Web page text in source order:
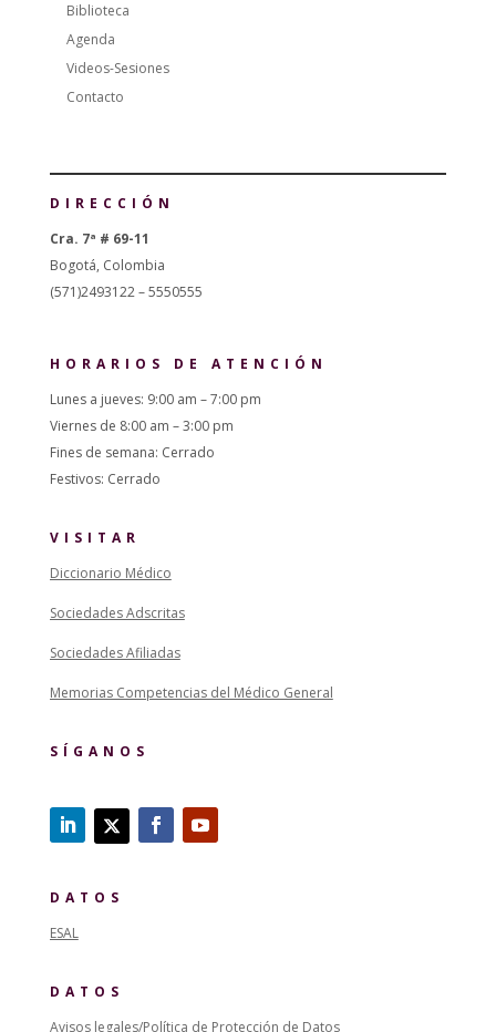
Biblioteca
Agenda
Videos-Sesiones
Contacto
DIRECCIÓN
Cra. 7ª # 69-11
Bogotá, Colombia
(571)2493122 – 5550555
HORARIOS DE ATENCIÓN
Lunes a jueves: 9:00 am – 7:00 pm
Viernes de 8:00 am – 3:00 pm
Fines de semana: Cerrado
Festivos: Cerrado
VISITAR
Diccionario Médico
Sociedades Adscritas
Sociedades Afiliadas
Memorias Competencias del Médico General
SÍGANOS
DATOS
ESAL
DATOS
Avisos legales/Política de Protección de Datos